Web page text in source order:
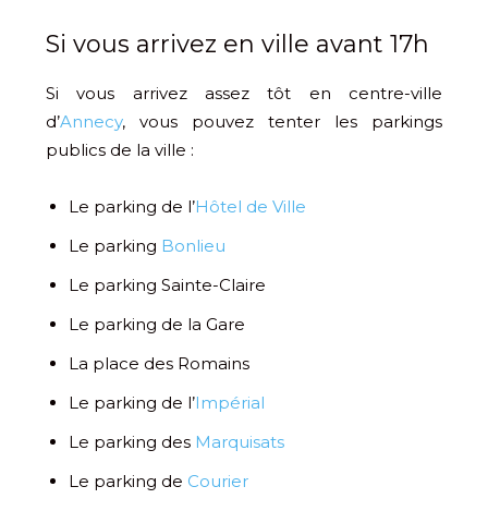
Si vous arrivez en ville avant 17h
Si vous arrivez assez tôt en centre-ville
d’Annecy, vous pouvez tenter les parkings
publics de la ville :
Le parking de l’Hôtel de Ville
Le parking Bonlieu
Le parking Sainte-Claire
Le parking de la Gare
La place des Romains
Le parking de l’Impérial
Le parking des Marquisats
Le parking de Courier